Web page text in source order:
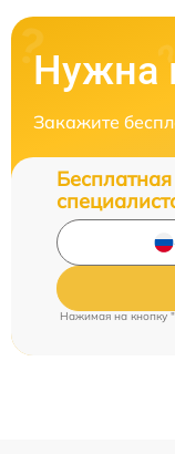
Нужна
Закажите
Нажимая на кнопку